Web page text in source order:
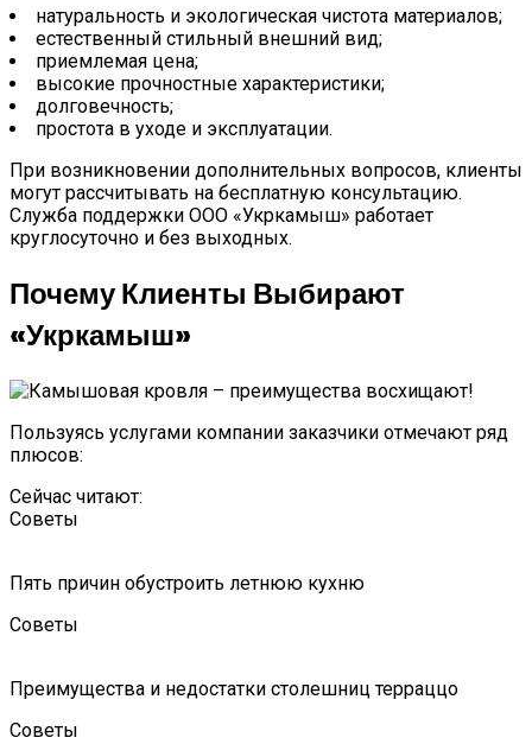
натуральность и экологическая чистота материалов;
естественный стильный внешний вид;
приемлемая цена;
высокие прочностные характеристики;
долговечность;
простота в уходе и эксплуатации.
При возникновении дополнительных вопросов, клиенты
могут рассчитывать на бесплатную консультацию.
Служба поддержки ООО «Укркамыш» работает
круглосуточно и без выходных.
Почему Клиенты Выбирают
«Укркамыш»
Пользуясь услугами компании заказчики отмечают ряд
плюсов:
Сейчас читают:
Советы
Пять причин обустроить летнюю кухню
Советы
Преимущества и недостатки столешниц терраццо
Советы